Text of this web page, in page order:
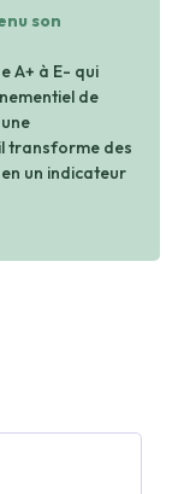
son
A+ à E- qui
de
transforme des
un indicateur